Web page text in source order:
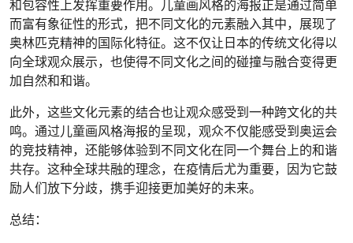
和包容性上发挥重要作用。儿童画风格的海报正是通过简单
而富有象征性的形式，把不同文化的元素融入其中，展现了
奥林匹克精神的国际化特征。这不仅让日本的传统文化得以
向全球观众展示，也使得不同文化之间的碰撞与融合变得更
加自然和和谐。
此外，这些文化元素的结合也让观众感受到一种跨文化的共
鸣。通过儿童画风格海报的呈现，观众不仅能感受到奥运会
的竞技精神，还能够体验到不同文化在同一个舞台上的和谐
共存。这种全球共融的理念，在疫情后尤为重要，因为它鼓
励人们放下分歧，携手迎接更加美好的未来。
总结：